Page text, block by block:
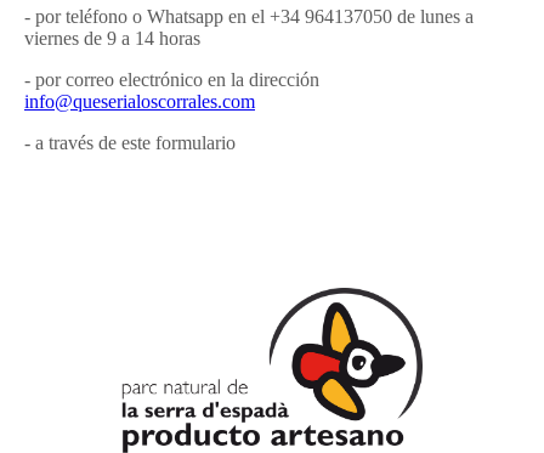
- por teléfono o Whatsapp en el +34 964137050 de lunes a
viernes de 9 a 14 horas
- por correo electrónico en la dirección
info@queserialoscorrales.com
- a través de este formulario